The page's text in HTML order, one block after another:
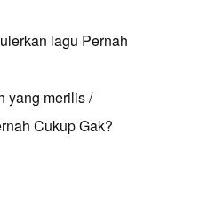
lagu Pernah
yang merilis /
Cukup Gak?